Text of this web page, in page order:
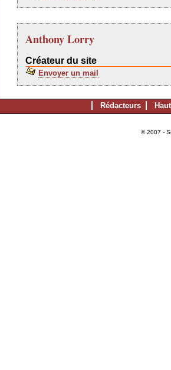
Anthony Lorry
Créateur du site
Envoyer un mail
Rédacteurs
© 2007 -